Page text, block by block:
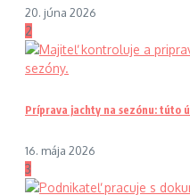
20. júna 2026
2
Príprava jachty na sezónu: túto
16. mája 2026
3